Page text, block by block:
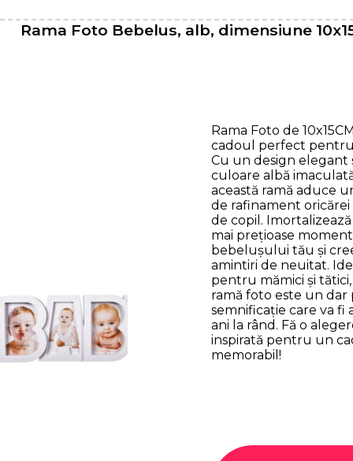
Rama Foto Bebelus, alb, dimensiune
Rama Foto de
cadoul perfect
Cu un design elegant
culoare albă
această ramă aduce
de rafinament oricărei
de copil.
mai prețioase
bebelușului tău și
amintiri de neuitat.
pentru mămici și tătici,
ramă foto este un dar
semnificație care va fi
ani la rând. Fă o
inspirată pentru un
memorabil!